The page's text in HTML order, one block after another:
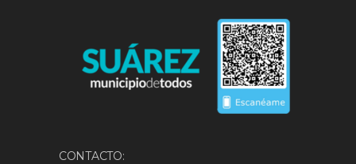
CONTACTO: